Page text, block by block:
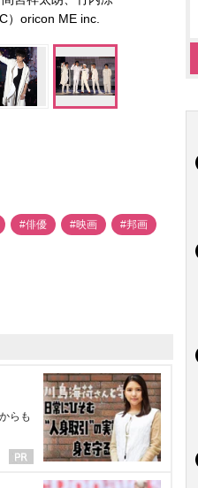
）oricon ME inc.
#俳優 #映画 #邦画
らも